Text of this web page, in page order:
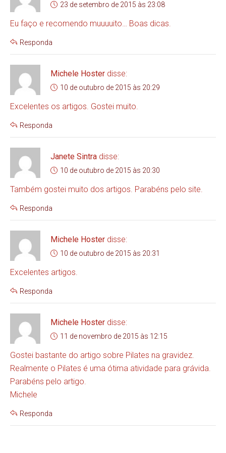
23 de setembro de 2015 às 23:08
Eu faço e recomendo muuuuito… Boas dicas.
Responda
Michele Hoster disse:
10 de outubro de 2015 às 20:29
Excelentes os artigos. Gostei muito.
Responda
Janete Sintra disse:
10 de outubro de 2015 às 20:30
Também gostei muito dos artigos. Parabéns pelo site.
Responda
Michele Hoster disse:
10 de outubro de 2015 às 20:31
Excelentes artigos.
Responda
Michele Hoster disse:
11 de novembro de 2015 às 12:15
Gostei bastante do artigo sobre Pilates na gravidez.
Realmente o Pilates é uma ótima atividade para grávida.
Parabéns pelo artigo.
Michele
Responda